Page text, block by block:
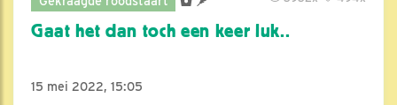
Gaat het dan toch een keer luk..
15 mei 2022, 15:05